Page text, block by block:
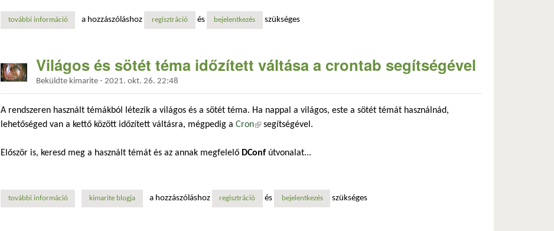
további információlinux mint blog havi hírek - 2021. november tartalommal kapcsolatosan
a hozzászóláshoz regisztráció és bejelentkezés szükséges
Világos és sötét téma időzített váltása a crontab segítségével
Beküldte kimarite - 2021. okt. 26. 22:48
A rendszeren használt témákból létezik a világos és a sötét téma. Ha nappal a világos, este a sötét témát használnád,
lehetőséged van a kettő között időzített váltásra, mégpedig a Cron(külső hivatkozás)
segítségével.
Először is, keresd meg a használt témát és az annak megfelelő DConf útvonalat...
további információvilágos és sötét téma időzített váltása a crontab segítségével tartalommal kapcsolatosan
kimarite blogja a hozzászóláshoz regisztráció és bejelentkezés szükséges